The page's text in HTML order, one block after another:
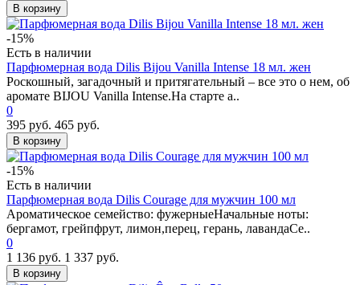
В корзину
-15%
Есть в наличии
Парфюмерная вода Dilis Bijou Vanilla Intense 18 мл. жен
Роскошный, загадочный и притягательный – все это о нем, об
аромате BIJOU Vanilla Intense.На старте а..
0
395 руб. 465 руб.
В корзину
-15%
Есть в наличии
Парфюмерная вода Dilis Courage для мужчин 100 мл
Ароматическое семейство: фужерныеНачальные ноты:
бергамот, грейпфрут, лимон,перец, герань, лавандаСе..
0
1 136 руб. 1 337 руб.
В корзину